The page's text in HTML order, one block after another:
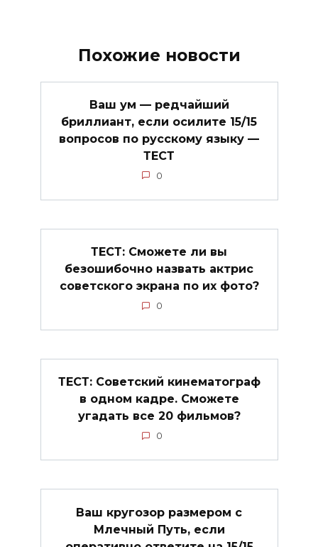
Похожие новости
Ваш ум — редчайший
бриллиант, если осилите 15/15
вопросов по русскому языку —
ТЕСТ
0
ТЕСТ: Сможете ли вы
безошибочно назвать актрис
советского экрана по их фото?
0
ТЕСТ: Советский кинематограф
в одном кадре. Сможете
угадать все 20 фильмов?
0
Ваш кругозор размером с
Млечный Путь, если